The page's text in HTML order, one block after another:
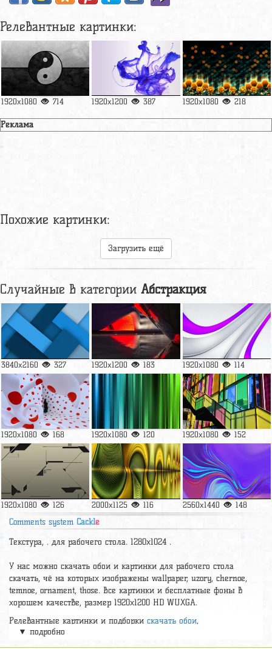
Релевантные картинки:
1920x1080 714 1920x1200 387 1920x1080 218
Реклама
Похожие картинки:
Загрузить ещё
Случайные в категории Абстракция
3840x2160 327 1920x1200 183 1920x1080 114
1920x1080 168 1920x1080 120 1920x1080 152
1920x1080 126 2000x1125 116 2560x1440 148
Comments system Cackle
Текстура, . для рабочего стола. 1280x1024 .
У нас можно скачать обои и картинки для рабочего стола
cкачать, чё на которых изображены wallpaper, uzory, chernoe,
temnoe, ornament, those. Все картинки и бесплатные фоны в
хорошем качестве, размер 1920x1200 HD WUXGA.
Релевантные картинки и подборки cкачать обои,
А так же можно найти много других картинок на нужную тему
▼ подробно